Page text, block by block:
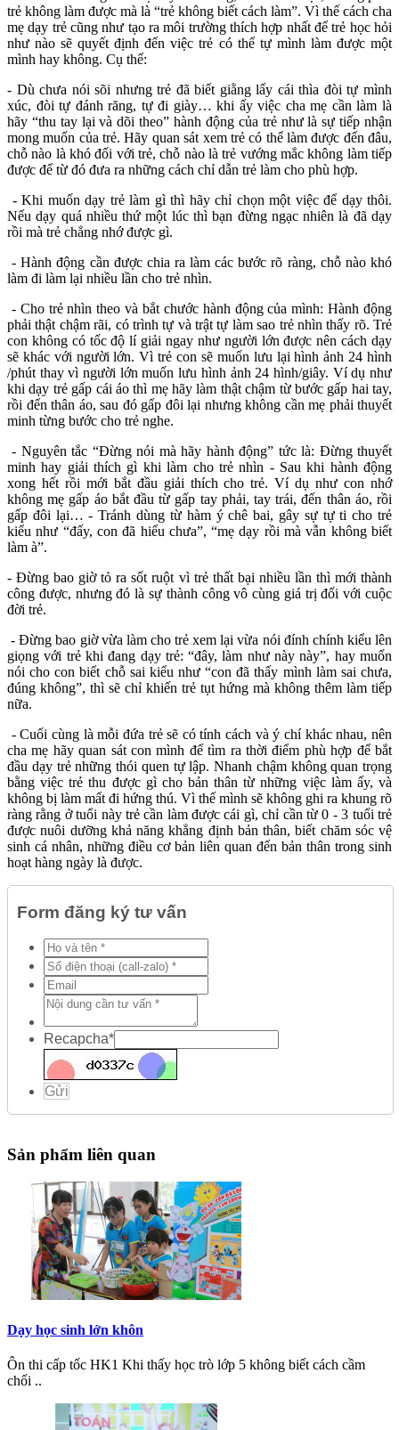
trẻ không làm được mà là “trẻ không biết cách làm”. Vì thế cách cha
mẹ dạy trẻ cũng như tạo ra môi trường thích hợp nhất để trẻ học hỏi
như nào sẽ quyết định đến việc trẻ có thể tự mình làm được một
mình hay không. Cụ thể:
- Dù chưa nói sõi nhưng trẻ đã biết giằng lấy cái thìa đòi tự mình
xúc, đòi tự đánh răng, tự đi giày… khi ấy việc cha mẹ cần làm là
hãy “thu tay lại và dõi theo” hành động của trẻ như là sự tiếp nhận
mong muốn của trẻ. Hãy quan sát xem trẻ có thể làm được đến đâu,
chỗ nào là khó đối với trẻ, chỗ nào là trẻ vướng mắc không làm tiếp
được để từ đó đưa ra những cách chỉ dẫn trẻ làm cho phù hợp.
- Khi muốn dạy trẻ làm gì thì hãy chỉ chọn một việc để dạy thôi.
Nếu dạy quá nhiều thứ một lúc thì bạn đừng ngạc nhiên là đã dạy
rồi mà trẻ chẳng nhớ được gì.
- Hành động cần được chia ra làm các bước rõ ràng, chỗ nào khó
làm đi làm lại nhiều lần cho trẻ nhìn.
- Cho trẻ nhìn theo và bắt chước hành động của mình: Hành động
phải thật chậm rãi, có trình tự và trật tự làm sao trẻ nhìn thấy rõ. Trẻ
con không có tốc độ lí giải ngay như người lớn được nên cách dạy
sẽ khác với người lớn. Vì trẻ con sẽ muốn lưu lại hình ảnh 24 hình
/phút thay vì người lớn muốn lưu hình ảnh 24 hình/giây. Ví dụ như
khi dạy trẻ gấp cái áo thì mẹ hãy làm thật chậm từ bước gấp hai tay,
rồi đến thân áo, sau đó gấp đôi lại nhưng không cần mẹ phải thuyết
minh từng bước cho trẻ nghe.
- Nguyên tắc “Đừng nói mà hãy hành động” tức là: Đừng thuyết
minh hay giải thích gì khi làm cho trẻ nhìn - Sau khi hành động
xong hết rồi mới bắt đầu giải thích cho trẻ. Ví dụ như con nhớ
không mẹ gấp áo bắt đầu từ gấp tay phải, tay trái, đến thân áo, rồi
gấp đôi lại… - Tránh dùng từ hàm ý chê bai, gây sự tự ti cho trẻ
kiểu như “đấy, con đã hiểu chưa”, “mẹ dạy rồi mà vẫn không biết
làm à”.
- Đừng bao giờ tỏ ra sốt ruột vì trẻ thất bại nhiều lần thì mới thành
công được, nhưng đó là sự thành công vô cùng giá trị đối với cuộc
đời trẻ.
- Đừng bao giờ vừa làm cho trẻ xem lại vừa nói đính chính kiểu lên
giọng với trẻ khi đang dạy trẻ: “đây, làm như này này”, hay muốn
nói cho con biết chỗ sai kiểu như “con đã thấy mình làm sai chưa,
đúng không”, thì sẽ chỉ khiến trẻ tụt hứng mà không thêm làm tiếp
nữa.
- Cuối cùng là mỗi đứa trẻ sẽ có tính cách và ý chí khác nhau, nên
cha mẹ hãy quan sát con mình để tìm ra thời điểm phù hợp để bắt
đầu dạy trẻ những thói quen tự lập. Nhanh chậm không quan trọng
bằng việc trẻ thu được gì cho bản thân từ những việc làm ấy, và
không bị làm mất đi hứng thú. Vì thế mình sẽ không ghi ra khung rõ
ràng rằng ở tuổi này trẻ cần làm được cái gì, chỉ cần từ 0 - 3 tuổi trẻ
được nuôi dưỡng khả năng khẳng định bản thân, biết chăm sóc vệ
sinh cá nhân, những điều cơ bản liên quan đến bản thân trong sinh
hoạt hàng ngày là được.
Form đăng ký tư vấn
Recapcha*
Gửi
Sản phẩm liên quan
Dạy học sinh lớn khôn
Ôn thi cấp tốc HK1 Khi thấy học trò lớp 5 không biết cách cầm
chổi ..